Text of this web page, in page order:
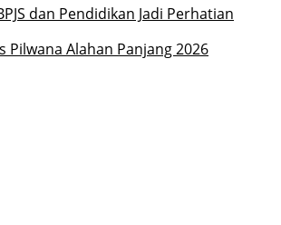
dan Pendidikan Jadi Perhatian
Pilwana Alahan Panjang 2026